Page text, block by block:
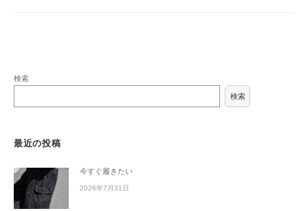
検索
検索
最近の投稿
今すぐ履きたい
2026年7月31日